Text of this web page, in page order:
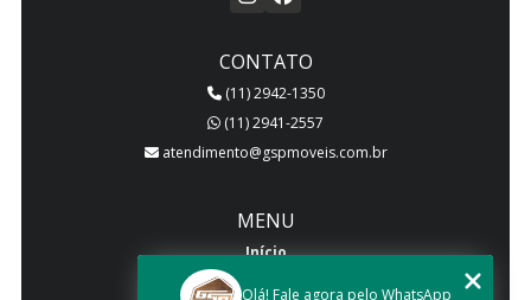
CONTATO
(11) 2942-1350
(11) 2941-2557
atendimento@gspmoveis.com.br
MENU
Início
Quem somos
Olá! Fale agora pelo WhatsApp